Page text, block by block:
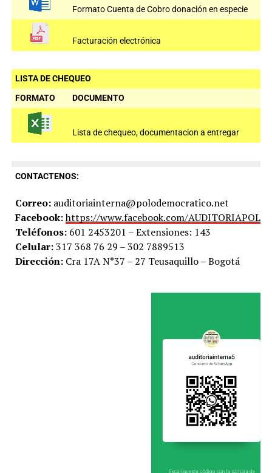
Formato Cuenta de Cobro donación en especie
Facturación electrónica
LISTA DE CHEQUEO
FORMATO
DOCUMENTO
Lista de chequeo, documentacion a entregar
CONTACTENOS:
Correo: auditoriainterna@polodemocratico.net
Facebook:https://www.facebook.com/AUDITORIAPOLO
Teléfonos: 601 2453201 – Extensiones: 143
Celular:317 368 76 29 – 302 7889513
Dirección: Cra 17A N°37 – 27 Teusaquillo – Bogotá